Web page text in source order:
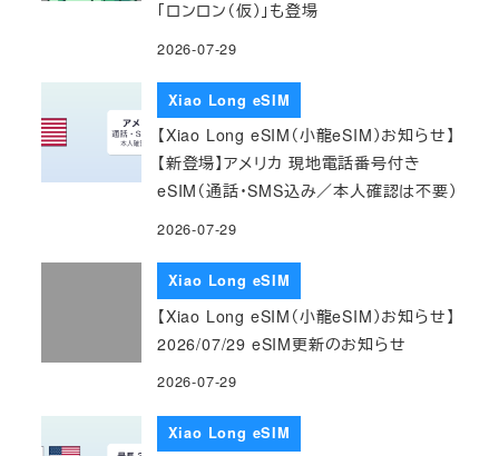
「ロンロン（仮）」も登場
2026-07-29
Xiao Long eSIM
【Xiao Long eSIM（小龍eSIM）お知らせ】
【新登場】アメリカ 現地電話番号付き
eSIM（通話・SMS込み／本人確認は不要）
2026-07-29
Xiao Long eSIM
【Xiao Long eSIM（小龍eSIM）お知らせ】
2026/07/29 eSIM更新のお知らせ
2026-07-29
Xiao Long eSIM